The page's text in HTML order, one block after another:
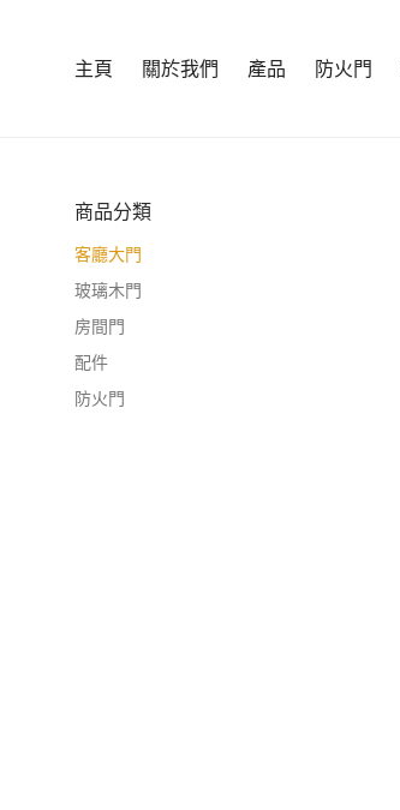
主頁 關於我們 產品 防火門
商品分類
客廳大門
玻璃木門
房間門
配件
防火門